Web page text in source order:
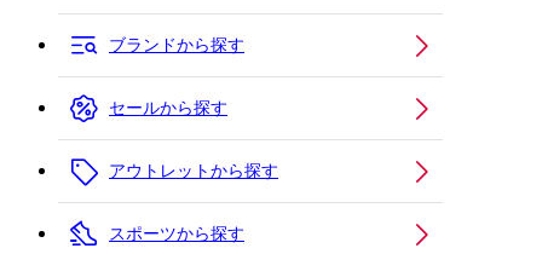
ブランドから探す
セールから探す
アウトレットから探す
スポーツから探す